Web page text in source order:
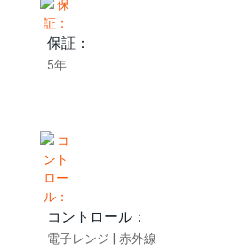
保証：
5年
コントロール：
電子レンジ | 赤外線